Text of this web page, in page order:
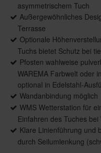
asymmetrischem Tuch
Außergewöhnliches
Terrasse
Optionale
Tuchs bietet Schutz bei
Pfosten wahlweise
WAREMA Farbwelt oder
optional in Edelstahl-
Wandanbindung möglich
WMS Wetterstation für
Einfahren des Tuches
Klare Linienführung und
durch Seilumlenkung